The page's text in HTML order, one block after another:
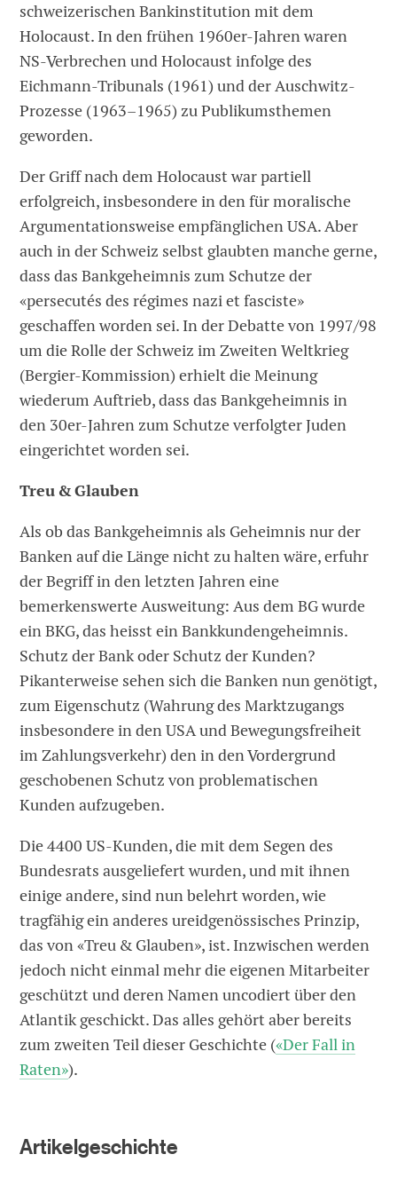
schweizerischen Bankinstitution mit dem
Holocaust. In den frühen 1960er-Jahren waren
NS-Verbrechen und Holocaust infolge des
Eichmann-Tribunals (1961) und der Auschwitz-
Prozesse (1963–1965) zu Publikumsthemen
geworden.
Der Griff nach dem Holocaust war partiell
erfolgreich, insbesondere in den für moralische
Argumentationsweise empfänglichen USA. Aber
auch in der Schweiz selbst glaubten manche gerne,
dass das Bankgeheimnis zum Schutze der
«persecutés des régimes nazi et fasciste»
geschaffen worden sei. In der Debatte von 1997/98
um die Rolle der Schweiz im Zweiten Weltkrieg
(Bergier-Kommission) erhielt die Meinung
wiederum Auftrieb, dass das Bankgeheimnis in
den 30er-Jahren zum Schutze verfolgter Juden
eingerichtet worden sei.
Treu & Glauben
Als ob das Bankgeheimnis als Geheimnis nur der
Banken auf die Länge nicht zu halten wäre, erfuhr
der Begriff in den letzten Jahren eine
bemerkenswerte Ausweitung: Aus dem BG wurde
ein BKG, das heisst ein Bankkundengeheimnis.
Schutz der Bank oder Schutz der Kunden?
Pikanterweise sehen sich die Banken nun genötigt,
zum Eigenschutz (Wahrung des Marktzugangs
insbesondere in den USA und Bewegungsfreiheit
im Zahlungsverkehr) den in den Vordergrund
geschobenen Schutz von problematischen
Kunden aufzugeben.
Die 4400 US-Kunden, die mit dem Segen des
Bundesrats ausgeliefert wurden, und mit ihnen
einige andere, sind nun belehrt worden, wie
tragfähig ein anderes ureidgenössisches Prinzip,
das von «Treu & Glauben», ist. Inzwischen werden
jedoch nicht einmal mehr die eigenen Mitarbeiter
geschützt und deren Namen uncodiert über den
Atlantik geschickt. Das alles gehört aber bereits
zum zweiten Teil dieser Geschichte («Der Fall in
Raten»).
Artikelgeschichte